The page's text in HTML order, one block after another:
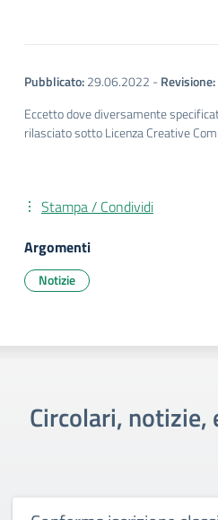
Pubblicato:29.06.2022 -Revisione:
Eccetto dove diversamente
rilasciato sotto Licenza Creative
Stampa / Condividi
Argomenti
Notizie
Circolari,